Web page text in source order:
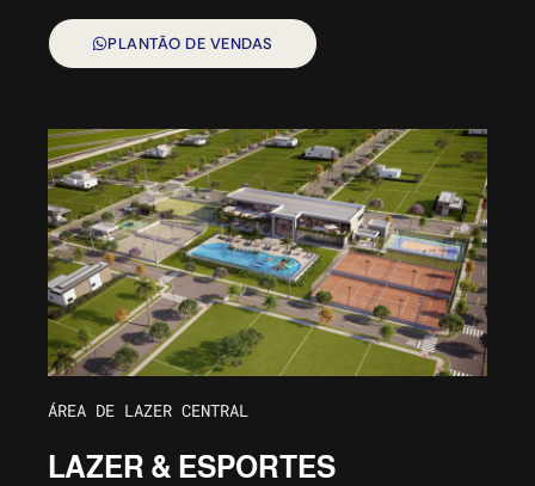
PLANTÃO DE VENDAS
ÁREA DE LAZER CENTRAL
LAZER & ESPORTES